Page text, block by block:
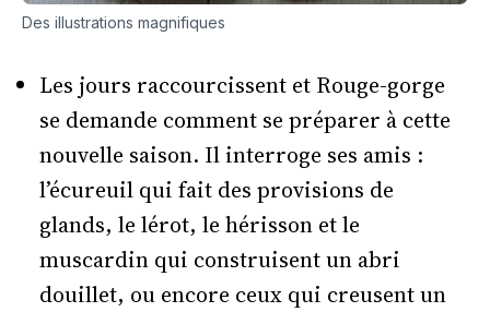
Des illustrations magnifiques
Les jours raccourcissent et Rouge-gorge
se demande comment se préparer à cette
nouvelle saison. Il interroge ses amis :
l’écureuil qui fait des provisions de
glands, le lérot, le hérisson et le
muscardin qui construisent un abri
douillet, ou encore ceux qui creusent un